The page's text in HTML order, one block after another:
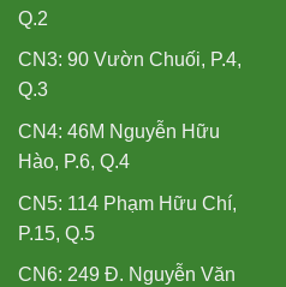
Q.2
CN3: 90 Vườn Chuối, P.4,
Q.3
CN4: 46M Nguyễn Hữu
Hào, P.6, Q.4
CN5: 114 Phạm Hữu Chí,
P.15, Q.5
CN6: 249 Đ. Nguyễn Văn